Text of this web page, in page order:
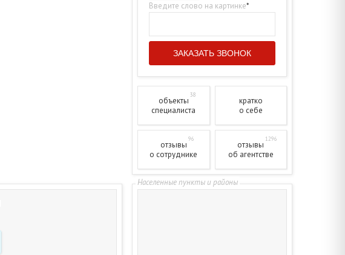
Введите слово на картинке*
объекты
38
специалиста
кратко
о себе
отзывы
96
о сотруднике
отзывы
1296
об агентстве